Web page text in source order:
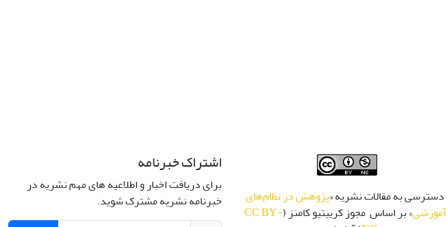
دسترسی به مقالات نشریه «پژوهش در نظام‌های
آموزشی» بر اساس مجوز کرییتیو کامنز (CC BY-
اشتراک خبرنامه
برای دریافت اخبار و اطلاعیه های مهم نشریه در
خبرنامه نشریه مشترک شوید.